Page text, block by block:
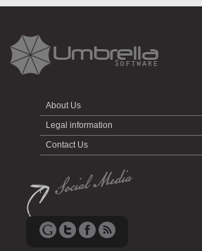
About Us
Legal information
Contact Us